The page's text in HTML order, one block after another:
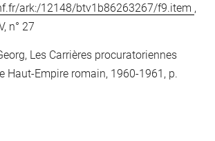
ark:/12148/btv1b86263267/f9.item ,
n° 27
Les Carrières procuratoriennes
Haut-Empire romain, 1960-1961, p.